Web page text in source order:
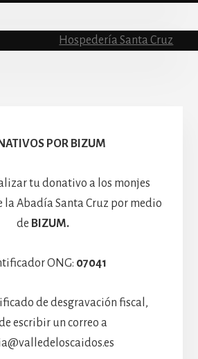
Hospedería
POR BIZUM
tu donativo a los monjes
la Abadía Santa Cruz por medio
de BIZUM.
ONG: 07041
de desgravación fiscal,
escribir un correo a